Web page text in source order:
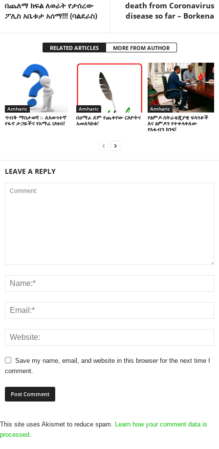
በጨለማ ክፍል ለወራት የታሰረው
ፖሊስ አቤቱታ አሰማ!!! (ባልደራስ)
death from Coronavirus
disease so far – Borkena
RELATED ARTICLES MORE FROM AUTHOR
Amharic
ጥብቅ ማስታወሻ :- ለእውነተኛ
የፋኖ ታጋዬችና የአማራ ህዝብ!
Amharic
በዐማራ ደም የጨቀየው ርእዮትና
አመለካከቱ!
Amharic
የፅምዶ ስትራቴጂያዊ ፍላጎቶች
እና ፅምዶን የተቀላቀለው
የአፋብን ክንፍ!
LEAVE A REPLY
Save my name, email, and website in this browser for the next time I
comment.
This site uses Akismet to reduce spam. Learn how your comment data is
processed.